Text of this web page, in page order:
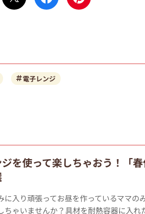
電子レンジ
ジを使って楽しちゃおう！「
に入り頑張ってお昼を作っているママの
ちゃいませんか？具材を耐熱容器に入